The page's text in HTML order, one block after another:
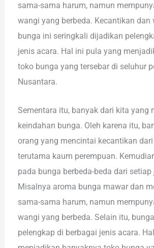
sama-sama harum, namun
wangi yang berbeda. Kecantikan dan
bunga ini seringkali dijadikan
jenis acara. Hal ini pula yang
toko bunga yang tersebar di seluhur
Nusantara.
Sementara itu, banyak dari kita yang
keindahan bunga. Oleh karena itu,
orang yang mencintai kecantikan
terutama kaum perempuan.
pada bunga berbeda-beda dari setiap
Misalnya aroma bunga mawar dan
sama-sama harum, namun
wangi yang berbeda. Selain itu,
pelengkap di berbagai jenis acara.